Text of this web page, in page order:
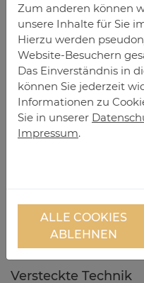
Ver­steck­te Tech­nik
Zum anderen können
unsere Inhalte für Sie
Hierzu werden
Website-Besuchern
Das Einverständnis in
können Sie jederzeit
Informationen zu
Sie in unserer
Impressum.
ALLE COOKIES
ABLEHNEN